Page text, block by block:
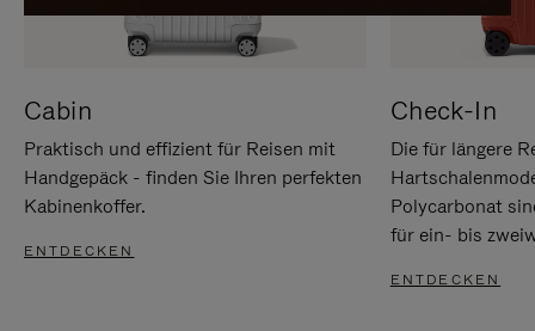
Cabin
Praktisch und effizient für Reisen mit
Handgepäck - finden Sie Ihren perfekten
Kabinenkoffer.
ENTDECKEN
Check-In
Die für längere
Polycarbonat
für ein- bis
ENTDECKEN